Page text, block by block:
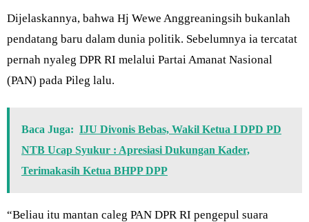
Dijelaskannya, bahwa Hj Wewe Anggreaningsih bukanlah
pendatang baru dalam dunia politik. Sebelumnya ia tercatat
pernah nyaleg DPR RI melalui Partai Amanat Nasional
(PAN) pada Pileg lalu.
Baca Juga: IJU Divonis Bebas, Wakil Ketua I DPD PD
NTB Ucap Syukur : Apresiasi Dukungan Kader,
Terimakasih Ketua BHPP DPP
“Beliau itu mantan caleg PAN DPR RI pengepul suara